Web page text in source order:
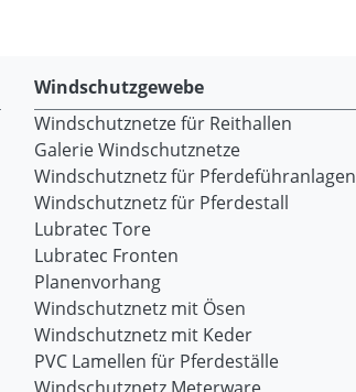
Windschutzgewebe
Windschutznetze für Reithallen
Galerie Windschutznetze
Windschutznetz für Pferdeführanlagen
Windschutznetz für Pferdestall
Lubratec Tore
Lubratec Fronten
Planenvorhang
Windschutznetz mit Ösen
Windschutznetz mit Keder
PVC Lamellen für Pferdeställe